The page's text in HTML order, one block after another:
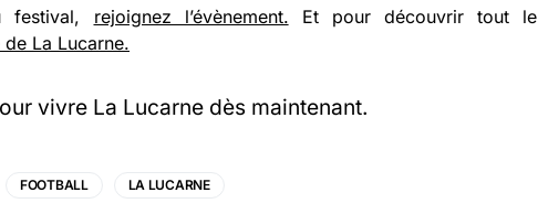
festival, rejoignez l’évènement. Et pour découvrir tout le
La Lucarne.
vivre La Lucarne dès maintenant.
FOOTBALL LA LUCARNE